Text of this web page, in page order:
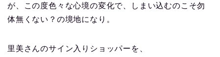
が、この度色々な心境の変化で、しまい込むのこそ勿
体無くない？の境地になり。
里美さんのサイン入りショッパーを、